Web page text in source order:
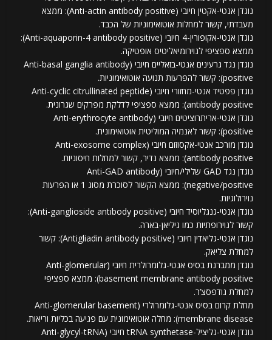
נוגדן אנטי-אקטין חיובי (Anti-actin antibody positive): ממצא
מעבדתי, קשור למחלות אוטואימוניות של הכבד.
נוגדן אנטי-אקופורין-4 חיובי (Anti-aquaporin-4 antibody positive):
ממצא ספציפי לנוירומיאליטיס אופטיקה.
נוגדן נגד גרעינים אנטי-בזאליים חיובי (Anti-basal ganglia antibody
positive): קשור להפרעות תנועה אוטואימוניות.
נוגדן פפטיד אנטי-מחזורי חיובי (Anti-cyclic citrullinated peptide
antibody positive): ממצא ספציפי לדלקת מפרקים שגרונית.
נוגדן אנטי-אריתרוציטים חיובי (Anti-erythrocyte antibody
positive): קשור לאנמיה המוליטית אוטואימונית.
נוגדן מורכב אנטי-אקסוזום חיובי (Anti-exosome complex
antibody positive): ממצא נדיר, קשור למחלות חיסוניות.
נוגדן נגד GAD שלילי/חיובי (Anti-GAD antibody
negative/positive): ממצא הקשור לסוכרת מסוג 1 או הפרעות
נוירולוגיות.
נוגדן אנטי-גנגליוסיד חיובי (Anti-ganglioside antibody positive):
קשור לנוירופתיות כמו גיליאן-בארה.
נוגדן אנטי-גליאדין חיובי (Antigliadin antibody positive): קשור
למחלת צליאק.
נוגדן ממברנת בסיס אנטי-גלומרולרית חיובי (Anti-glomerular
basement membrane antibody positive): ממצא ספציפי
למחלת גודפסצ’ר.
מחלת קרום בסיס אנטי-גלומרולרי (Anti-glomerular basement
membrane disease): מחלה אוטואימונית עם פגיעה בכליות וריאות.
נוגדן אנטי-גליציל-tRNA synthetase חיובי (Anti-glycyl-tRNA